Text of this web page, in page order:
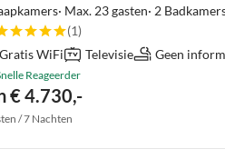
Max. 23 gasten· 2
(1)
Gratis WiFi
Televisie Geen
Reageerder
€ 4.730,-
/ 7 Nachten